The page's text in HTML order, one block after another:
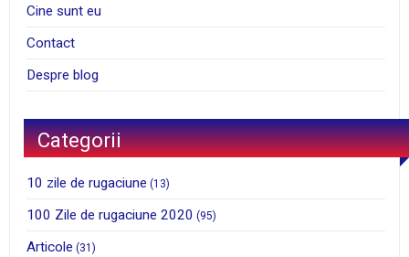
Cine sunt eu
Contact
Despre blog
Categorii
10 zile de rugaciune (13)
100 Zile de rugaciune 2020 (95)
Articole (31)